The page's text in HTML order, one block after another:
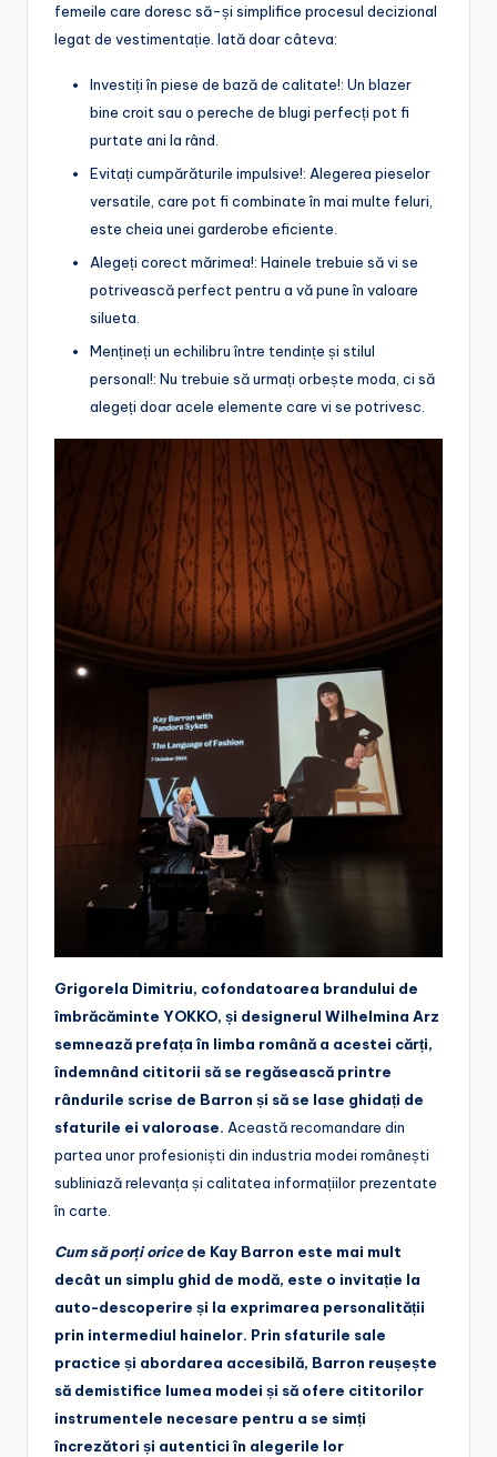
femeile care doresc să-și simplifice procesul decizional
legat de vestimentație. Iată doar câteva:
Investiți în piese de bază de calitate!: Un blazer
bine croit sau o pereche de blugi perfecți pot fi
purtate ani la rând.
Evitați cumpărăturile impulsive!: Alegerea pieselor
versatile, care pot fi combinate în mai multe feluri,
este cheia unei garderobe eficiente.
Alegeți corect mărimea!: Hainele trebuie să vi se
potrivească perfect pentru a vă pune în valoare
silueta.
Mențineți un echilibru între tendințe și stilul
personal!: Nu trebuie să urmați orbește moda, ci să
alegeți doar acele elemente care vi se potrivesc.
Grigorela Dimitriu, cofondatoarea brandului de
îmbrăcăminte YOKKO, și designerul Wilhelmina Arz
semnează prefața în limba română a acestei cărți,
îndemnând cititorii să se regăsească printre
rândurile scrise de Barron și să se lase ghidați de
sfaturile ei valoroase. Această recomandare din
partea unor profesioniști din industria modei românești
subliniază relevanța și calitatea informațiilor prezentate
în carte.
Cum să porți oricede Kay Barron este mai mult
decât un simplu ghid de modă, este o invitație la
auto-descoperire și la exprimarea personalității
prin intermediul hainelor. Prin sfaturile sale
practice și abordarea accesibilă, Barron reușește
să demistifice lumea modei și să ofere cititorilor
instrumentele necesare pentru a se simți
încrezători și autentici în alegerile lor